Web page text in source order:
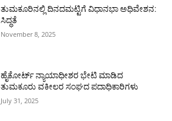
ತುಮಕೂರಿನಲ್ಲಿ ದಿನದಮಟ್ಟಿಗೆ ವಿಧಾನಭಾ ಅಧಿವೇಶನ:
ಸಿದ್ಧತೆ
November 8, 2025
ಹೈಕೋರ್ಟ್ ನ್ಯಾಯಾಧೀಶರ ಭೇಟಿ ಮಾಡಿದ
ತುಮಕೂರು ವಕೀಲರ ಸಂಘದ ಪದಾಧಿಕಾರಿಗಳು
July 31, 2025